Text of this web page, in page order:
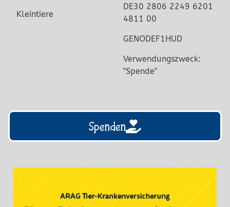
Kleintiere
DE30 2806 2249 6201
4811 00
GENODEF1HUD
Verwendungszweck:
"Spende"
Spenden